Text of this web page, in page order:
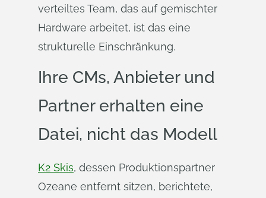
verteiltes Team, das auf gemischter
Hardware arbeitet, ist das eine
strukturelle Einschränkung.
Ihre CMs, Anbieter und
Partner erhalten eine
Datei, nicht das Modell
K2 Skis, dessen Produktionspartner
Ozeane entfernt sitzen, berichtete,